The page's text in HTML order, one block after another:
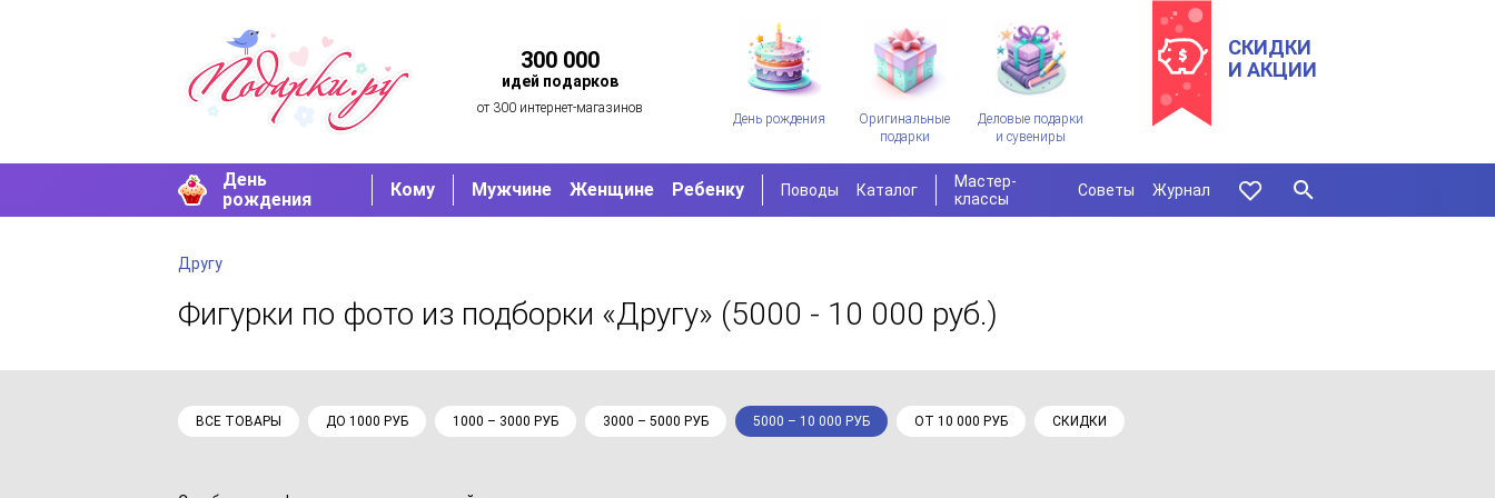
300 000
идей подарков
от 300 интернет-магазинов
День рождения
Оригинальные
подарки
Деловые подарки
и сувениры
СКИДКИ
И АКЦИИ
День
рождения
Кому Мужчине Женщине Ребенку Поводы Каталог
Мастер-
классы
Советы Журнал
Другу
Фигурки по фото из подборки «Другу» (5000 - 10 000 руб.)
ВСЕ ТОВАРЫ ДО 1000 РУБ 1000 – 3000 РУБ 3000 – 5000 РУБ 5000 – 10 000 РУБ ОТ 10 000 РУБ СКИДКИ